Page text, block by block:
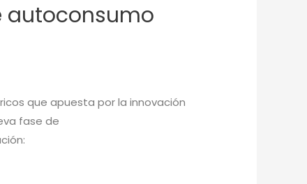
autoconsumo
que apuesta por la innovación
fase de